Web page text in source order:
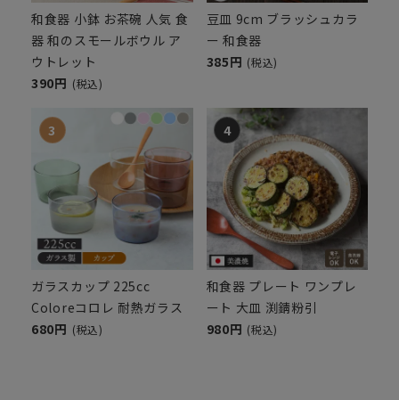
和食器 小鉢 お茶碗 人気 食
器 和のスモールボウル ア
ウトレット
390円 (税込)
豆皿 9cm ブラッシュカラ
ー 和食器
385円 (税込)
ガラスカップ 225cc
Coloreコロレ 耐熱ガラス
680円 (税込)
和食器 プレート ワンプレ
ート 大皿 渕錆粉引
980円 (税込)